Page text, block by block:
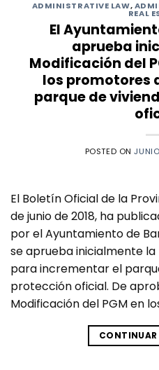
ADMINISTRATIVE LAW,
REAL
El
aprueba
Modificación del
los promotores
parque de
POSTED ON
El Boletín Oficial de la
de junio de 2018, ha
por el Ayuntamiento de
se aprueba inicialmente la
para incrementar el
protección oficial. De
Modificación del PGM en
CONTINUAR